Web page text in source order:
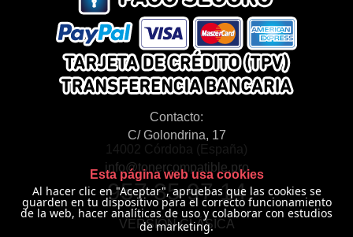
Contacto:
C/ Golondrina, 17
14002 Córdoba (España)
info@tonercompatible.pro
957 35 97 14
VERSIÓN CLÁSICA
Esta página web usa cookies
Al hacer clic en "Aceptar", apruebas que las cookies se
guarden en tu dispositivo para el correcto funcionamiento
de la web, hacer analíticas de uso y colaborar con estudios
de marketing.